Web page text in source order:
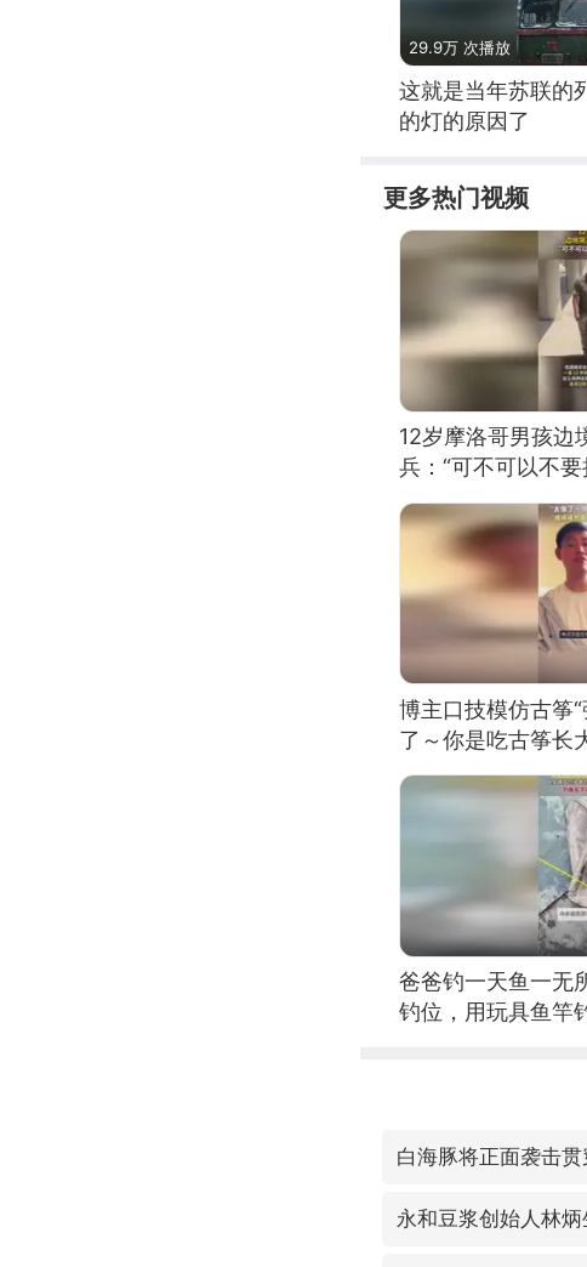
29.9万 次播放
这就是当年苏联的
的灯的原因了
更多热门视频
12岁摩洛哥男孩边
兵：“可不可以不
博主口技模仿古筝
了～你是吃古筝长
位考级不带古筝的
日电讯）
爸爸钓一天鱼一无
钓位，用玩具鱼竿
白海豚将正面袭击
永和豆浆创始人林